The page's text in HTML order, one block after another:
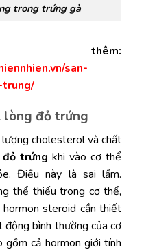
trong trứng gà
san-
lòng đỏ trứng
cholesterol và chất
trứng khi vào cơ thể
Điều này là sai lầm.
thể thiếu trong cơ thể,
steroid cần thiết
bình thường của cơ
gồm cả hormon giới tính